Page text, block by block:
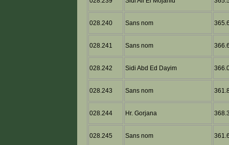
028.240 Sans nom
028.241 Sans nom
028.242 Sidi Abd Ed Dayim
028.243 Sans nom
028.244 Hr. Gorjana
028.245 Sans nom